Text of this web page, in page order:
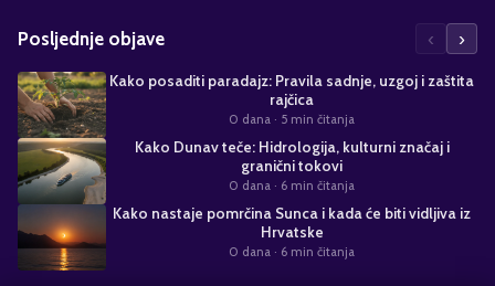
Posljednje objave ‹ ›
Kako posaditi paradajz: Pravila sadnje, uzgoj i zaštita
rajčica
0 dana · 5 min čitanja
Kako Dunav teče: Hidrologija, kulturni značaj i
granični tokovi
0 dana · 6 min čitanja
Kako nastaje pomrčina Sunca i kada će biti vidljiva iz
Hrvatske
0 dana · 6 min čitanja